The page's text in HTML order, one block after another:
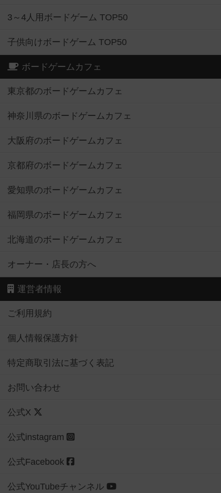
3～4人用ボードゲーム TOP50
子供向けボードゲーム TOP50
ボードゲームカフェ
東京都のボードゲームカフェ
神奈川県のボードゲームカフェ
大阪府のボードゲームカフェ
京都府のボードゲームカフェ
愛知県のボードゲームカフェ
福岡県のボードゲームカフェ
北海道のボードゲームカフェ
オーナー・店長の方へ
運営者情報
ご利用規約
個人情報保護方針
特定商取引法に基づく表記
お問い合わせ
公式X
公式instagram
公式Facebook
公式YouTubeチャンネル